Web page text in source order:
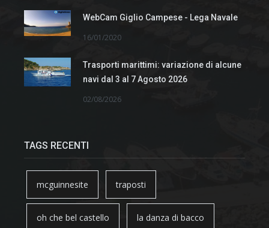
WebCam Giglio Campese - Lega Navale
16/01/2020
Trasporti marittimi: variazione di alcune
navi dal 3 al 7 Agosto 2026
02/08/2026
TAGS RECENTI
mcguinnesite traposti
oh che bel castello la danza di bacco